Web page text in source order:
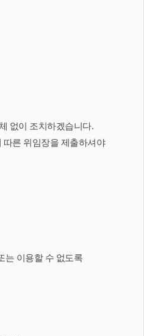
없이 조치하겠습니다.
따른 위임장을 제출하셔야
는 이용할 수 없도록